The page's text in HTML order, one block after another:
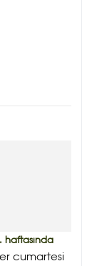
haftasında
cumartesi